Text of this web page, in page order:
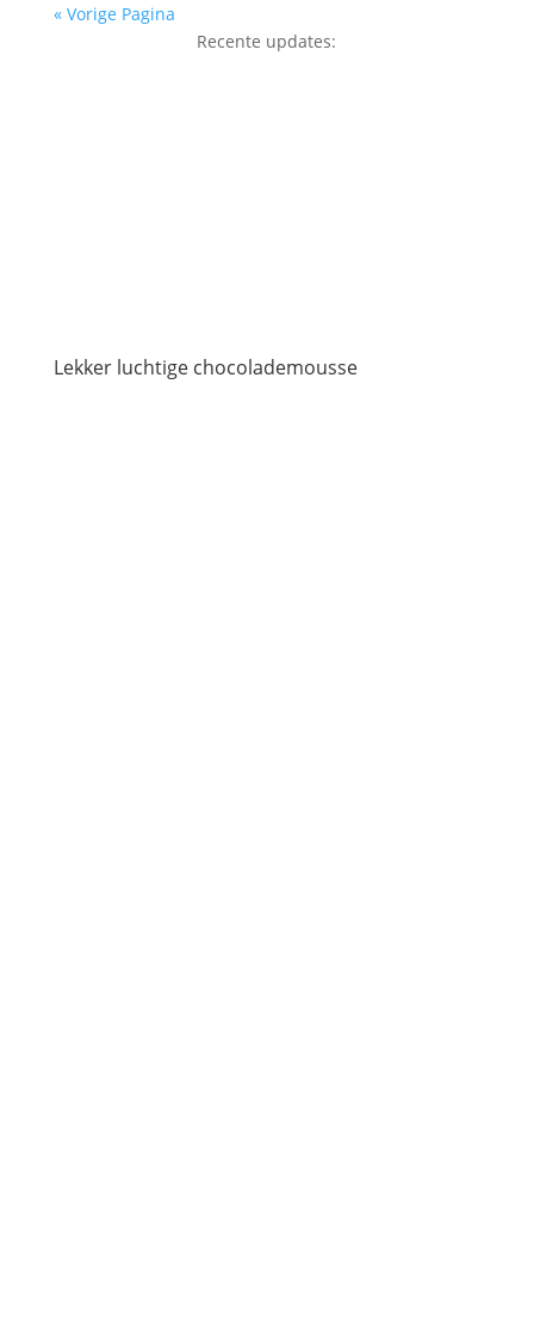
« Vorige Pagina
Recente updates:
Lekker luchtige chocolademousse